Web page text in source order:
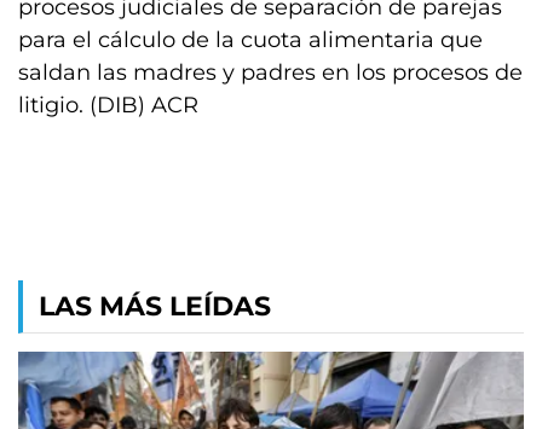
procesos judiciales de separación de parejas
para el cálculo de la cuota alimentaria que
saldan las madres y padres en los procesos de
litigio. (DIB) ACR
LAS MÁS LEÍDAS